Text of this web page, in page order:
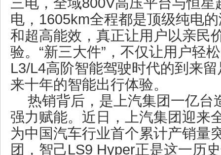
电，1605km全程都是顶级纯电
和超高能效，真正让用户以亲民
验。“新三大件”，不仅让用户轻
L3/L4高阶智能驾驶时代的到来
来十年的智能出行体验。
热销背后，是上汽集团一亿台
强力赋能。近日，上汽集团迎来
为中国汽车行业首个累计产销量
团，智己LS9 Hyper正是这一历